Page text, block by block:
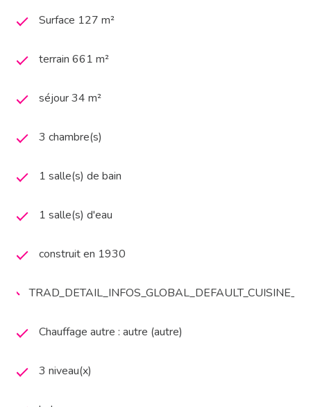
Surface 127 m²
terrain 661 m²
séjour 34 m²
3 chambre(s)
1 salle(s) de bain
1 salle(s) d'eau
construit en 1930
Chauffage autre : autre (autre)
3 niveau(x)